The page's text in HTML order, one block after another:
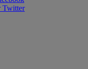
Twitter